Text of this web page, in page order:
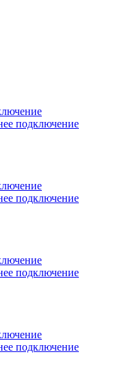
подключение
подключение
подключение
подключение